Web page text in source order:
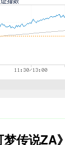
传说ZA